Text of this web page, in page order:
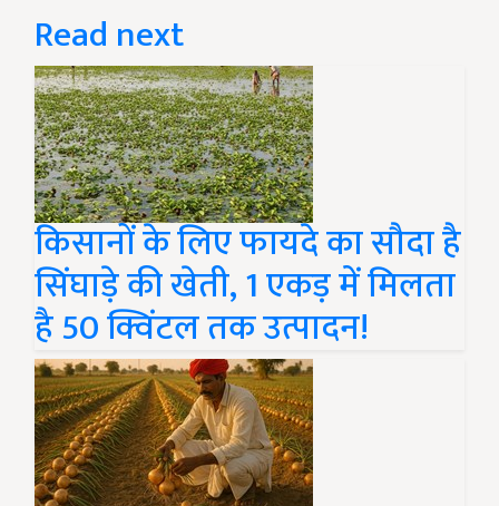
Read next
किसानों के लिए फायदे का सौदा है
सिंघाड़े की खेती, 1 एकड़ में मिलता
है 50 क्विंटल तक उत्पादन!